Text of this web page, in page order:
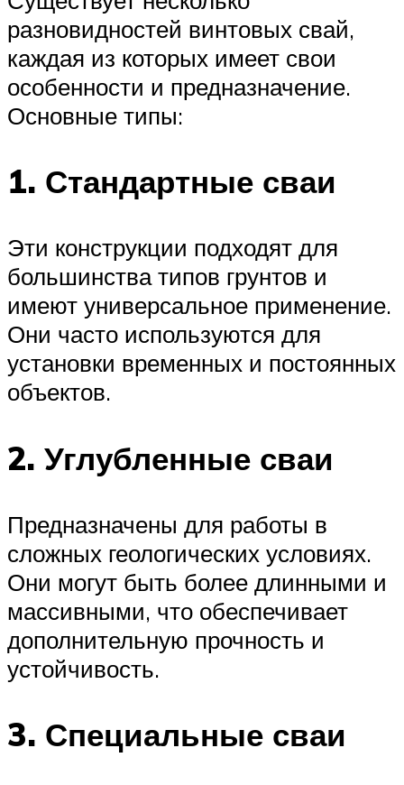
разновидностей винтовых свай,
каждая из которых имеет свои
особенности и предназначение.
Основные типы:
1. Стандартные сваи
Эти конструкции подходят для
большинства типов грунтов и
имеют универсальное применение.
Они часто используются для
установки временных и постоянных
объектов.
2. Углубленные сваи
Предназначены для работы в
сложных геологических условиях.
Они могут быть более длинными и
массивными, что обеспечивает
дополнительную прочность и
устойчивость.
3. Специальные сваи